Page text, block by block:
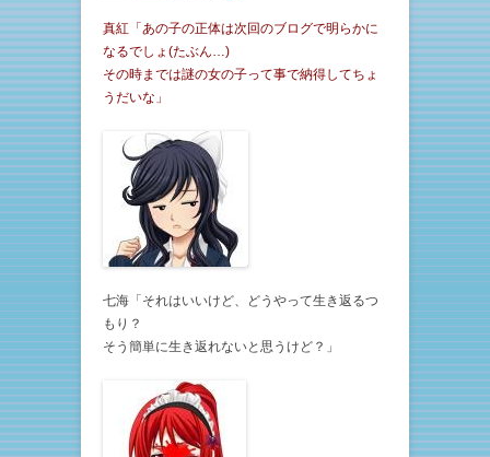
真紅「あの子の正体は次回のブログで明らかに
なるでしょ(たぶん…)
その時までは謎の女の子って事で納得してちょ
うだいな」
七海「それはいいけど、どうやって生き返るつ
もり？
そう簡単に生き返れないと思うけど？」